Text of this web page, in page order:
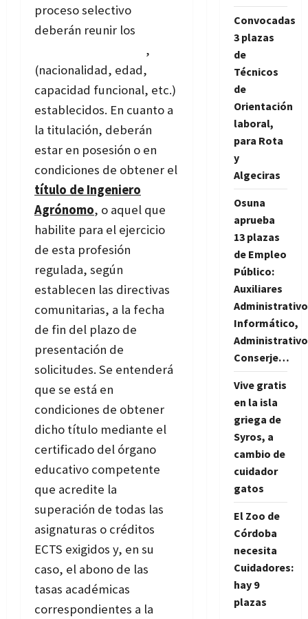
proceso selectivo
deberán reunir los
,
(nacionalidad, edad,
capacidad funcional, etc.)
establecidos. En cuanto a
la titulación, deberán
estar en posesión o en
condiciones de obtener el
título de Ingeniero
Agrónomo, o aquel que
habilite para el ejercicio
de esta profesión
regulada, según
establecen las directivas
comunitarias, a la fecha
de fin del plazo de
presentación de
solicitudes. Se entenderá
que se está en
condiciones de obtener
dicho título mediante el
certificado del órgano
educativo competente
que acredite la
superación de todas las
asignaturas o créditos
ECTS exigidos y, en su
caso, el abono de las
tasas académicas
correspondientes a la
Convocadas
3 plazas
de
Técnicos
de
Orientación
laboral,
para Rota
y
Algeciras
Osuna
aprueba
13 plazas
de Empleo
Público:
Auxiliares
Informático,
Conserje…
Vive gratis
en la isla
griega de
Syros, a
cambio de
cuidador
gatos
El Zoo de
Córdoba
necesita
Cuidadores:
hay 9
plazas